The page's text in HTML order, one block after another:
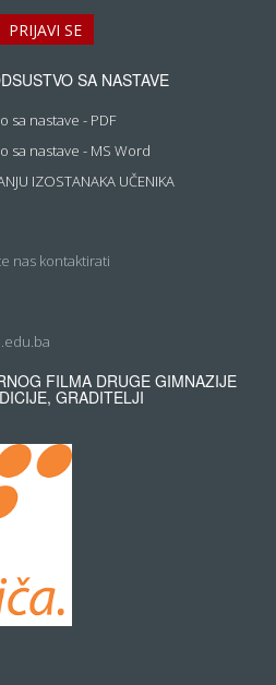
SA NASTAVE
sa nastave - PDF
sa nastave - MS Word
IZOSTANAKA UČENIKA
nas kontaktirati
FILMA DRUGE GIMNAZIJE
GRADITELJI